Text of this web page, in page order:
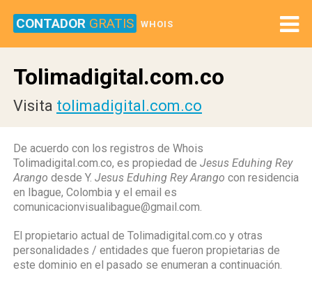
CONTADOR GRATIS WHOIS
Tolimadigital.com.co
Visita tolimadigital.com.co
De acuerdo con los registros de Whois
Tolimadigital.com.co, es propiedad de Jesus Eduhing Rey
Arango desde Y. Jesus Eduhing Rey Arango con residencia
en Ibague, Colombia y el email es
comunicacionvisualibague@gmail.com.
El propietario actual de Tolimadigital.com.co y otras
personalidades / entidades que fueron propietarias de
este dominio en el pasado se enumeran a continuación.